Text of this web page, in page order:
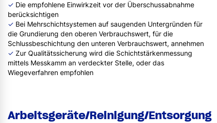
✓ Die empfohlene Einwirkzeit vor der Überschussabnahme
berücksichtigen
✓ Bei Mehrschichtsystemen auf saugenden Untergründen für
die Grundierung den oberen Verbrauchswert, für die
Schlussbeschichtung den unteren Verbrauchswert, annehmen
✓ Zur Qualitätssicherung wird die Schichtstärkenmessung
mittels Messkamm an verdeckter Stelle, oder das
Wiegeverfahren empfohlen
Arbeitsgeräte/Reinigung/Entsorgung